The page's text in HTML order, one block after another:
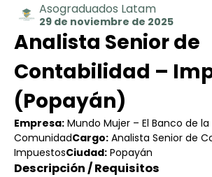
Asograduados Latam
29 de noviembre de 2025
Analista Senior de
Contabilidad –
(Popayán)
Empresa: Mundo Mujer – El Banco de la
ComunidadCargo: Analista Senior de
ImpuestosCiudad: Popayán
Descripción / Requisitos